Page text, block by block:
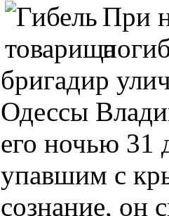
При
бригадир
Одессы
его ночью 31
упавшим с
сознание, он